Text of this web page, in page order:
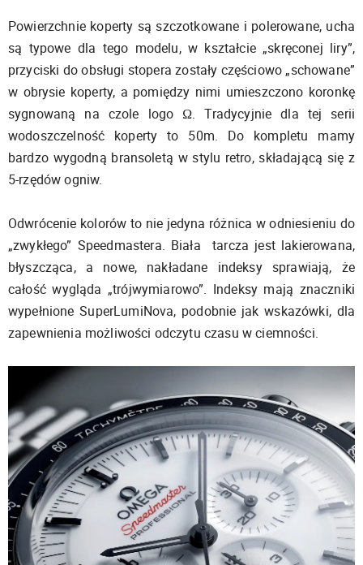
Powierzchnie koperty są szczotkowane i polerowane, ucha
są typowe dla tego modelu, w kształcie „skręconej liry”,
przyciski do obsługi stopera zostały częściowo „schowane”
w obrysie koperty, a pomiędzy nimi umieszczono koronkę
sygnowaną na czole logo Ω. Tradycyjnie dla tej serii
wodoszczelność koperty to 50m. Do kompletu mamy
bardzo wygodną bransoletą w stylu retro, składającą się z
5-rzędów ogniw.
Odwrócenie kolorów to nie jedyna różnica w odniesieniu do
„zwykłego” Speedmastera. Biała tarcza jest lakierowana,
błyszcząca, a nowe, nakładane indeksy sprawiają, że
całość wygląda „trójwymiarowo”. Indeksy mają znaczniki
wypełnione SuperLumiNova, podobnie jak wskazówki, dla
zapewnienia możliwości odczytu czasu w ciemności.